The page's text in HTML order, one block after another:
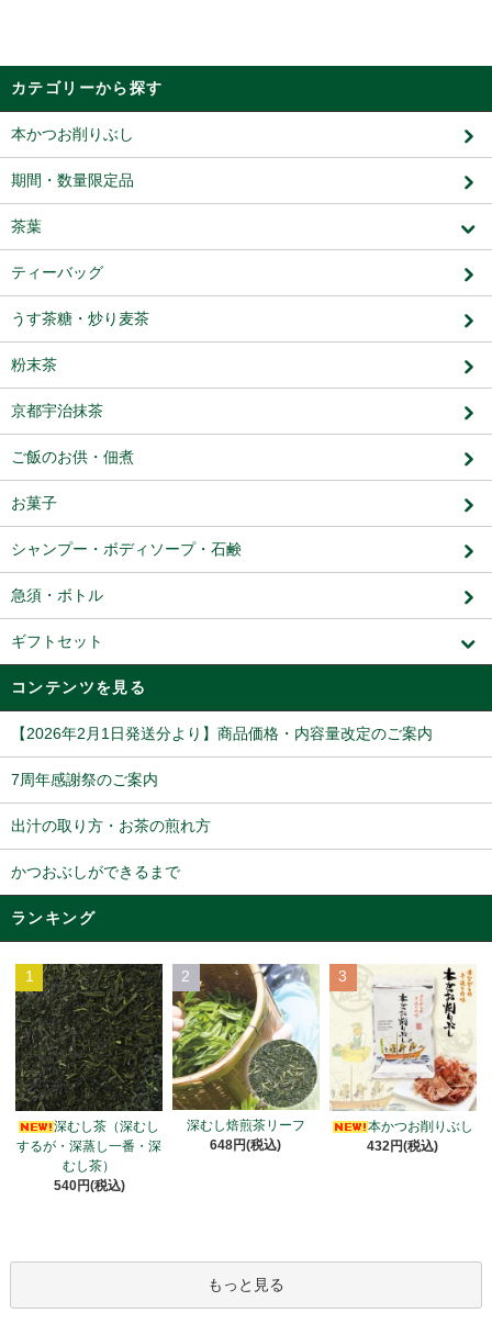
カテゴリーから探す
本かつお削りぶし
期間・数量限定品
茶葉
ティーバッグ
うす茶糖・炒り麦茶
粉末茶
京都宇治抹茶
ご飯のお供・佃煮
お菓子
シャンプー・ボディソープ・石鹸
急須・ボトル
ギフトセット
コンテンツを見る
【2026年2月1日発送分より】商品価格・内容量改定のご案内
7周年感謝祭のご案内
出汁の取り方・お茶の煎れ方
かつおぶしができるまで
ランキング
1
深むし茶（深むし
するが・深蒸し一番・深
むし茶）
540円(税込)
2
深むし焙煎茶リーフ
648円(税込)
3
本かつお削りぶし
432円(税込)
もっと見る